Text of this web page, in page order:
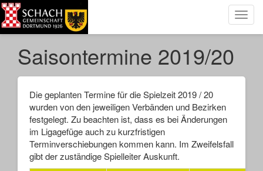
Saisontermine 2019/20
Die geplanten Termine für die Spielzeit 2019 / 20
wurden von den jeweiligen Verbänden und Bezirken
festgelegt. Zu beachten ist, dass es bei Änderungen
im Ligagefüge auch zu kurzfristigen
Terminverschiebungen kommen kann. Im Zweifelsfall
gibt der zuständige Spielleiter Auskunft.